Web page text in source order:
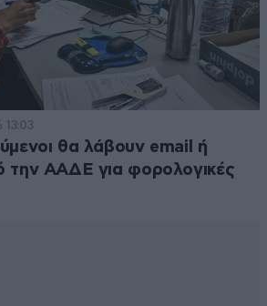
13:03
θα λάβουν email ή
την ΑΑΔΕ για φορολογικές